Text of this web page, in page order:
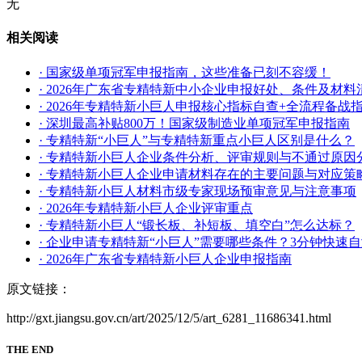
无
相关阅读
· 国家级单项冠军申报指南，这些准备已刻不容缓！
· 2026年广东省专精特新中小企业申报好处、条件及材料
· 2026年专精特新小巨人申报核心指标自查+全流程备战
· 深圳最高补贴800万！国家级制造业单项冠军申报指南
· 专精特新“小巨人”与专精特新重点小巨人区别是什么？
· 专精特新小巨人企业条件分析、评审规则与不通过原因
· 专精特新小巨人企业申请材料存在的主要问题与对应策
· 专精特新小巨人材料市级专家现场预审意见与注意事项
· 2026年专精特新小巨人企业评审重点
· 专精特新小巨人“锻长板、补短板、填空白”怎么达标？
· 企业申请专精特新“小巨人”需要哪些条件？3分钟快速自
· 2026年广东省专精特新小巨人企业申报指南
原文链接：
http://gxt.jiangsu.gov.cn/art/2025/12/5/art_6281_11686341.html
THE END